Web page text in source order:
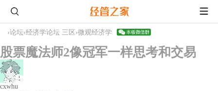
›论坛›经济学论坛 三区 ›微观经济学
股票魔法师2像冠军一样思考和交易
cxwhu